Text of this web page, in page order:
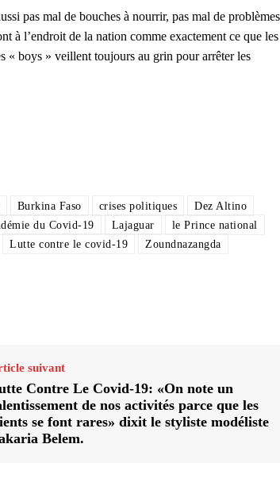
pas mal de bouches à nourrir, pas mal de problèmes
à l’endroit de la nation comme exactement ce que les
« boys » veillent toujours au grin pour arrêter les
Burkina Faso crises politiques
Dez Altino
du Covid-19 Lajaguar
le Prince national
Lutte contre le covid-19 Zoundnazangda
suivant
Contre Le Covid-19: «On note un
de nos activités parce que les
se font rares» dixit le styliste modéliste
Belem.